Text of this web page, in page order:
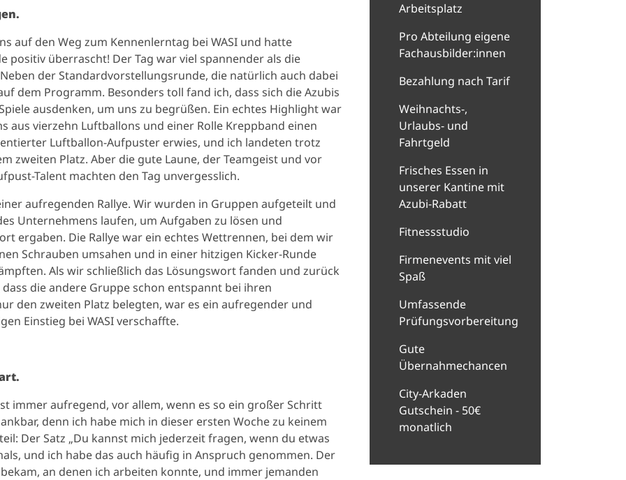
auf den Weg zum Kennenlerntag bei WASI und hatte
positiv überrascht! Der Tag war viel spannender als die
der Standardvorstellungsrunde, die natürlich auch dabei
dem Programm. Besonders toll fand ich, dass sich die Azubis
ausdenken, um uns zu begrüßen. Ein echtes Highlight war
aus vierzehn Luftballons und einer Rolle Kreppband einen
Luftballon-Aufpuster erwies, und ich landeten trotz
zweiten Platz. Aber die gute Laune, der Teamgeist und vor
Talent machten den Tag unvergesslich.
aufregenden Rallye. Wir wurden in Gruppen aufgeteilt und
Unternehmens laufen, um Aufgaben zu lösen und
ergaben. Die Rallye war ein echtes Wettrennen, bei dem wir
Schrauben umsahen und in einer hitzigen Kicker-Runde
Als wir schließlich das Lösungswort fanden und zurück
die andere Gruppe schon entspannt bei ihren
den zweiten Platz belegten, war es ein aufregender und
Einstieg bei WASI verschaffte.
immer aufregend, vor allem, wenn es so ein großer Schritt
denn ich habe mich in dieser ersten Woche zu keinem
Der Satz „Du kannst mich jederzeit fragen, wenn du etwas
und ich habe das auch häufig in Anspruch genommen. Der
an denen ich arbeiten konnte, und immer jemanden
Arbeitsplatz
Pro Abteilung eigene
Fachausbilder:innen
Bezahlung nach Tarif
Weihnachts-,
Urlaubs- und
Fahrtgeld
Frisches Essen in
unserer Kantine mit
Azubi-Rabatt
Fitnessstudio
Firmenevents mit viel
Spaß
Umfassende
Prüfungsvorbereitung
Gute
Übernahmechancen
City-Arkaden
Gutschein - 50€
monatlich